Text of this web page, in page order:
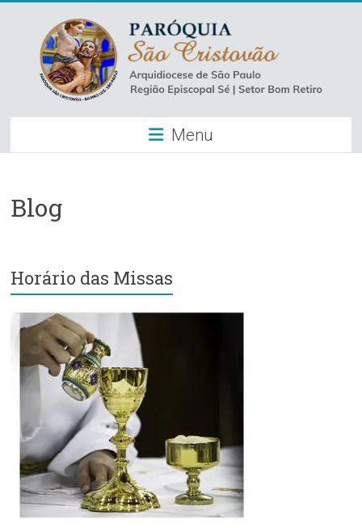
content
Paróquia
São
–
Arquidiocese
de
São
Paulo
Região
Episcopal
Setor
Bom
Retiro
Menu
Blog
Horário das Missas